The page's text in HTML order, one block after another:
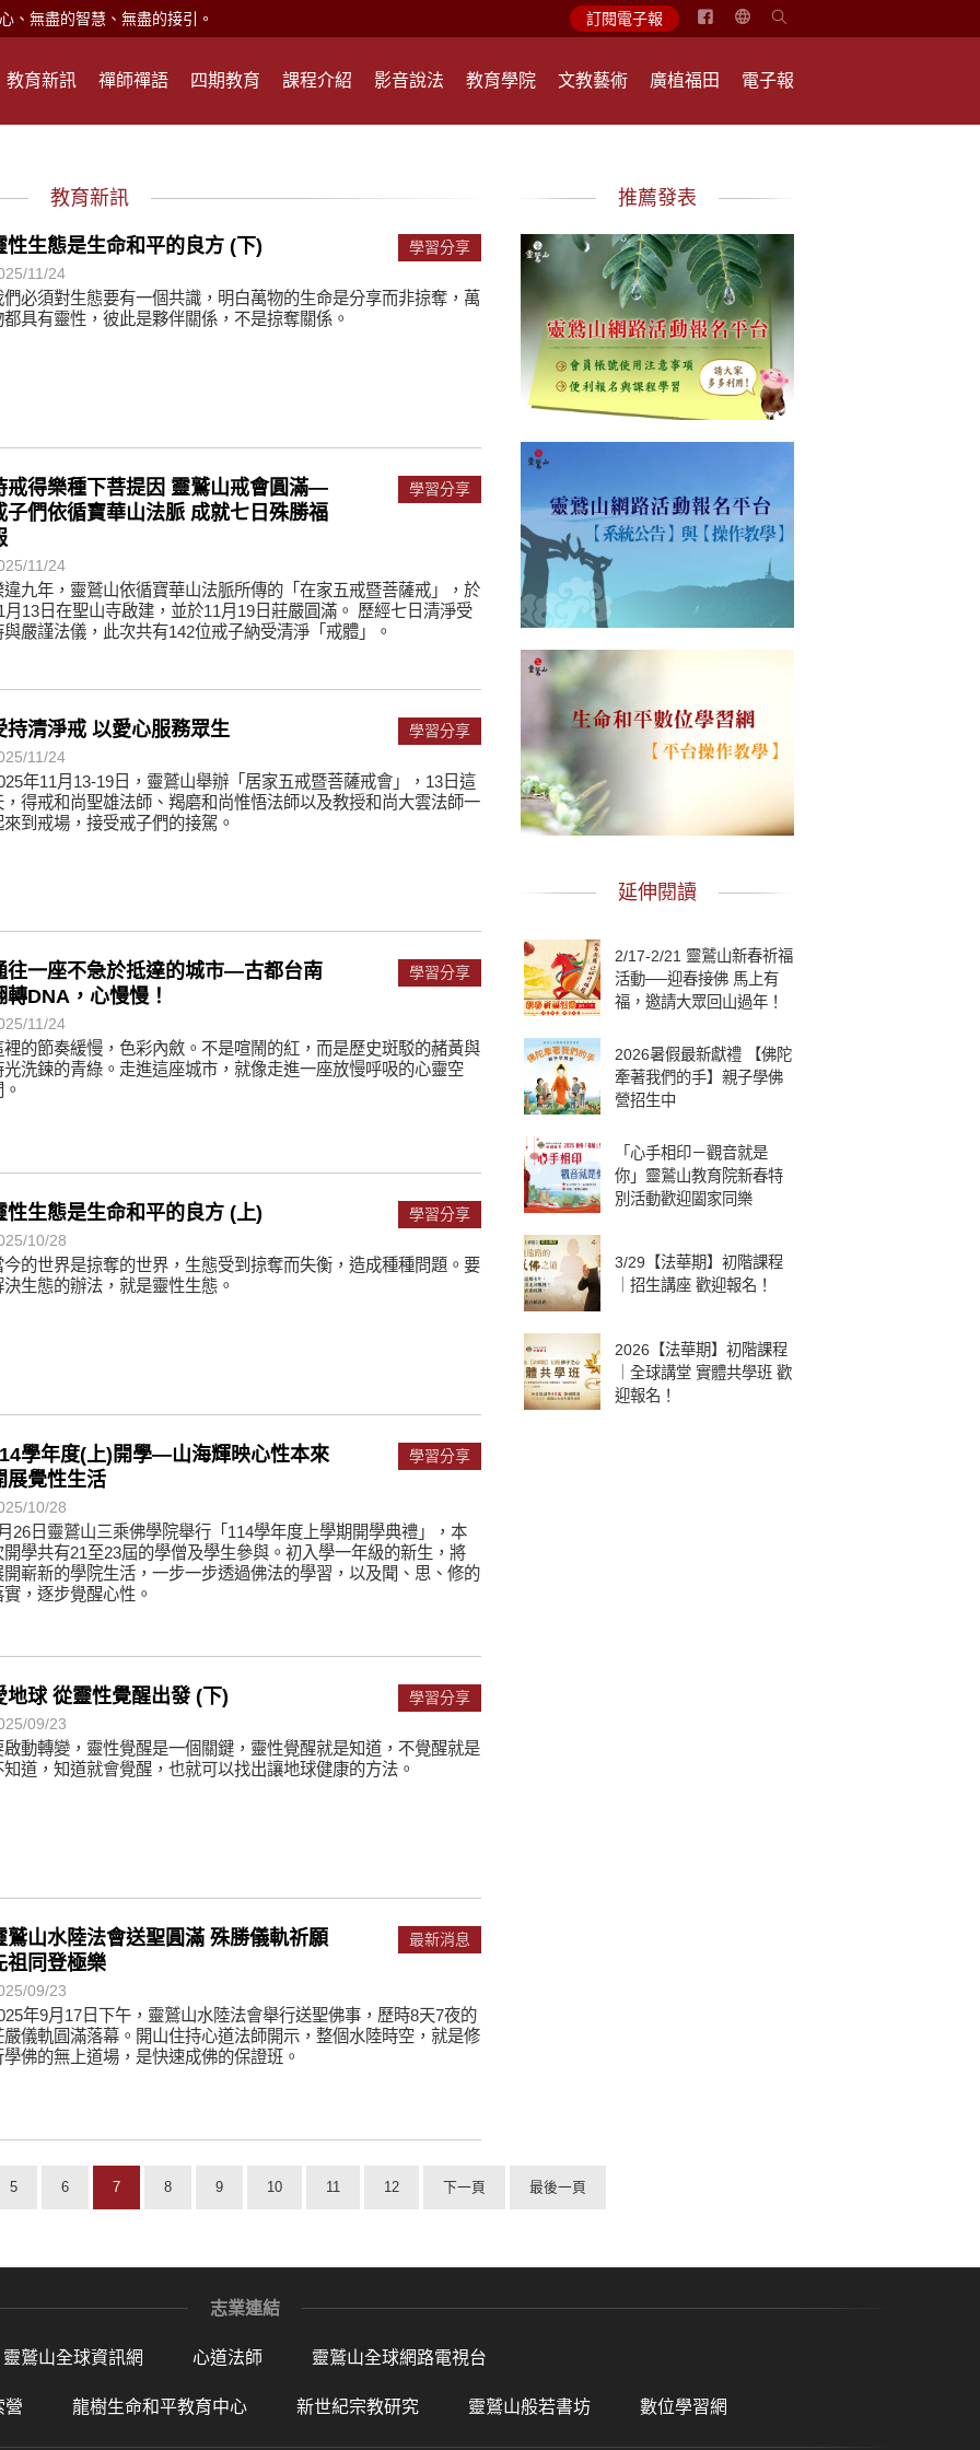
。
在？
，讓生命更寬廣。
沉澱，才能傾聽。
。
，讓生命更寬廣。
業；正面積極樂觀，就是生活禪。
沉澱，才能傾聽。
訂閱電子報
简
中
教育新訊 禪師禪語 四期教育 課程介紹 影音說法 教育學院 文教藝術 廣植福田 電子報
教育新訊
性生態是生命和平的良方 (下)
11/24
們必須對生態要有一個共識，明白萬物的生命是分享而非掠奪，萬
都具有靈性，彼此是夥伴關係，不是掠奪關係。
學習分享
戒得樂種下菩提因 靈鷲山戒會圓滿—
子們依循寶華山法脈 成就七日殊勝福
11/24
違九年，靈鷲山依循寶華山法脈所傳的「在家五戒暨菩薩戒」，於
月13日在聖山寺啟建，並於11月19日莊嚴圓滿。 歷經七日清淨受
與嚴謹法儀，此次共有142位戒子納受清淨「戒體」。
學習分享
持清淨戒 以愛心服務眾生
11/24
年11月13-19日，靈鷲山舉辦「居家五戒暨菩薩戒會」，13日這
，得戒和尚聖雄法師、羯磨和尚惟悟法師以及教授和尚大雲法師一
來到戒場，接受戒子們的接駕。
學習分享
往一座不急於抵達的城市—古都台南
轉DNA，心慢慢！
11/24
裡的節奏緩慢，色彩內斂。不是喧鬧的紅，而是歷史斑駁的赭黃與
光洗鍊的青綠。走進這座城市，就像走進一座放慢呼吸的心靈空
學習分享
性生態是生命和平的良方 (上)
10/28
今的世界是掠奪的世界，生態受到掠奪而失衡，造成種種問題。要
決生態的辦法，就是靈性生態。
學習分享
學年度(上)開學—山海輝映心性本來
展覺性生活
10/28
26日靈鷲山三乘佛學院舉行「114學年度上學期開學典禮」，本
開學共有21至23屆的學僧及學生參與。初入學一年級的新生，將
開嶄新的學院生活，一步一步透過佛法的學習，以及聞、思、修的
實，逐步覺醒心性。
學習分享
地球 從靈性覺醒出發 (下)
09/23
啟動轉變，靈性覺醒是一個關鍵，靈性覺醒就是知道，不覺醒就是
知道，知道就會覺醒，也就可以找出讓地球健康的方法。
學習分享
鷲山水陸法會送聖圓滿 殊勝儀軌祈願
祖同登極樂
09/23
年9月17日下午，靈鷲山水陸法會舉行送聖佛事，歷時8天7夜的
嚴儀軌圓滿落幕。開山住持心道法師開示，整個水陸時空，就是修
學佛的無上道場，是快速成佛的保證班。
最新消息
推薦發表
延伸閱讀
2/17-2/21 靈鷲山新春祈福
活動──迎春接佛 馬上有
福，邀請大眾回山過年！
2026暑假最新獻禮 【佛陀
牽著我們的手】親子學佛
營招生中
「心手相印－觀音就是
你」靈鷲山教育院新春特
別活動歡迎闔家同樂
3/29【法華期】初階課程
｜招生講座 歡迎報名！
2026【法華期】初階課程
｜全球講堂 實體共學班 歡
迎報名！
5 6 7 8 9 10 11 12 下一頁 最後一頁
志業連結
靈鷲山全球資訊網 心道法師 靈鷲山全球網路電視台
營 龍樹生命和平教育中心 新世紀宗教研究 靈鷲山般若書坊 數位學習網